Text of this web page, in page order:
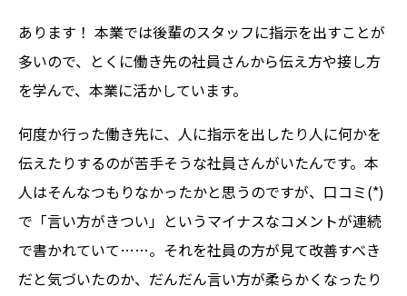
あります！ 本業では後輩のスタッフに指示を出すことが
多いので、とくに働き先の社員さんから伝え方や接し方
を学んで、本業に活かしています。
何度か行った働き先に、人に指示を出したり人に何かを
伝えたりするのが苦手そうな社員さんがいたんです。本
人はそんなつもりなかったかと思うのですが、口コミ(*)
で「言い方がきつい」というマイナスなコメントが連続
で書かれていて……。それを社員の方が見て改善すべき
だと気づいたのか、だんだん言い方が柔らかくなったり